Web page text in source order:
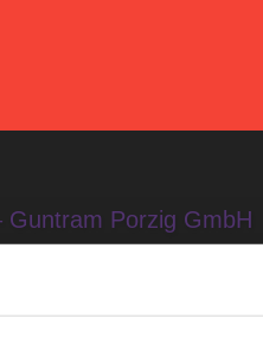
Guntram Porzig GmbH